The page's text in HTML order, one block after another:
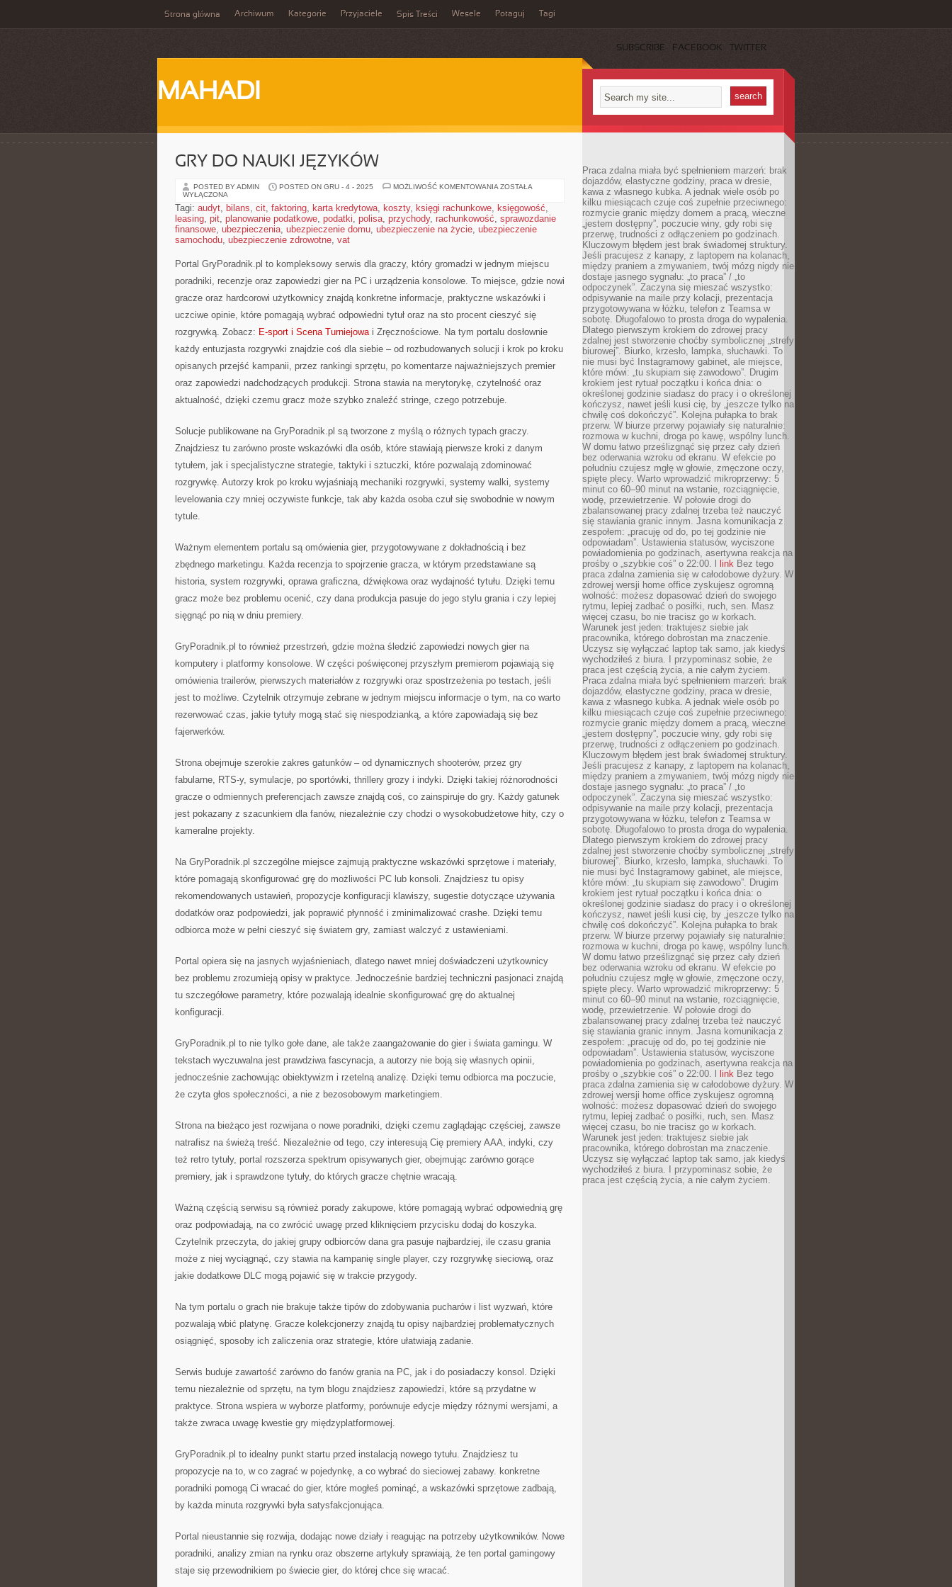
Strona główna Archiwum Kategorie Przyjaciele Spis Treści Wesele Potaguj Tagi
SUBSCRIBE FACEBOOK TWITTER
MAHADI
GRY DO NAUKI JĘZYKÓW
POSTED BY ADMIN POSTED ON GRU - 4 - 2025 MOŻLIWOŚĆ KOMENTOWANIA GRY
JĘZYKÓW
ZOSTAŁA
WYŁĄCZONA
Tagi: audyt, bilans, cit, faktoring, karta kredytowa, koszty, księgi rachunkowe, księgowość,
leasing, pit, planowanie podatkowe, podatki, polisa, przychody, rachunkowość, sprawozdanie
finansowe, ubezpieczenia, ubezpieczenie domu, ubezpieczenie na życie, ubezpieczenie
samochodu, ubezpieczenie zdrowotne, vat
Portal GryPoradnik.pl to kompleksowy serwis dla graczy, który gromadzi w jednym miejscu
poradniki, recenzje oraz zapowiedzi gier na PC i urządzenia konsolowe. To miejsce, gdzie nowi
gracze oraz hardcorowi użytkownicy znajdą konkretne informacje, praktyczne wskazówki i
uczciwe opinie, które pomagają wybrać odpowiedni tytuł oraz na sto procent cieszyć się
rozgrywką. Zobacz: E-sport i Scena Turniejowai Zręcznościowe. Na tym portalu dosłownie
każdy entuzjasta rozgrywki znajdzie coś dla siebie – od rozbudowanych solucji i krok po kroku
opisanych przejść kampanii, przez rankingi sprzętu, po komentarze najważniejszych premier
oraz zapowiedzi nadchodzących produkcji. Strona stawia na merytorykę, czytelność oraz
aktualność, dzięki czemu gracz może szybko znaleźć stringe, czego potrzebuje.
Solucje publikowane na GryPoradnik.pl są tworzone z myślą o różnych typach graczy.
Znajdziesz tu zarówno proste wskazówki dla osób, które stawiają pierwsze kroki z danym
tytułem, jak i specjalistyczne strategie, taktyki i sztuczki, które pozwalają zdominować
rozgrywkę. Autorzy krok po kroku wyjaśniają mechaniki rozgrywki, systemy walki, systemy
levelowania czy mniej oczywiste funkcje, tak aby każda osoba czuł się swobodnie w nowym
tytule.
Ważnym elementem portalu są omówienia gier, przygotowywane z dokładnością i bez
zbędnego marketingu. Każda recenzja to spojrzenie gracza, w którym przedstawiane są
historia, system rozgrywki, oprawa graficzna, dźwiękowa oraz wydajność tytułu. Dzięki temu
gracz może bez problemu ocenić, czy dana produkcja pasuje do jego stylu grania i czy lepiej
sięgnąć po nią w dniu premiery.
GryPoradnik.pl to również przestrzeń, gdzie można śledzić zapowiedzi nowych gier na
komputery i platformy konsolowe. W części poświęconej przyszłym premierom pojawiają się
omówienia trailerów, pierwszych materiałów z rozgrywki oraz spostrzeżenia po testach, jeśli
jest to możliwe. Czytelnik otrzymuje zebrane w jednym miejscu informacje o tym, na co warto
rezerwować czas, jakie tytuły mogą stać się niespodzianką, a które zapowiadają się bez
fajerwerków.
Strona obejmuje szerokie zakres gatunków – od dynamicznych shooterów, przez gry
fabularne, RTS-y, symulacje, po sportówki, thrillery grozy i indyki. Dzięki takiej różnorodności
gracze o odmiennych preferencjach zawsze znajdą coś, co zainspiruje do gry. Każdy gatunek
jest pokazany z szacunkiem dla fanów, niezależnie czy chodzi o wysokobudżetowe hity, czy o
kameralne projekty.
Na GryPoradnik.pl szczególne miejsce zajmują praktyczne wskazówki sprzętowe i materiały,
które pomagają skonfigurować grę do możliwości PC lub konsoli. Znajdziesz tu opisy
rekomendowanych ustawień, propozycje konfiguracji klawiszy, sugestie dotyczące używania
dodatków oraz podpowiedzi, jak poprawić płynność i zminimalizować crashe. Dzięki temu
odbiorca może w pełni cieszyć się światem gry, zamiast walczyć z ustawieniami.
Portal opiera się na jasnych wyjaśnieniach, dlatego nawet mniej doświadczeni użytkownicy
bez problemu zrozumieją opisy w praktyce. Jednocześnie bardziej techniczni pasjonaci znajdą
tu szczegółowe parametry, które pozwalają idealnie skonfigurować grę do aktualnej
konfiguracji.
GryPoradnik.pl to nie tylko gołe dane, ale także zaangażowanie do gier i świata gamingu. W
tekstach wyczuwalna jest prawdziwa fascynacja, a autorzy nie boją się własnych opinii,
jednocześnie zachowując obiektywizm i rzetelną analizę. Dzięki temu odbiorca ma poczucie,
że czyta głos społeczności, a nie z bezosobowym marketingiem.
Strona na bieżąco jest rozwijana o nowe poradniki, dzięki czemu zaglądając częściej, zawsze
natrafisz na świeżą treść. Niezależnie od tego, czy interesują Cię premiery AAA, indyki, czy
też retro tytuły, portal rozszerza spektrum opisywanych gier, obejmując zarówno gorące
premiery, jak i sprawdzone tytuły, do których gracze chętnie wracają.
Ważną częścią serwisu są również porady zakupowe, które pomagają wybrać odpowiednią grę
oraz podpowiadają, na co zwrócić uwagę przed kliknięciem przycisku dodaj do koszyka.
Czytelnik przeczyta, do jakiej grupy odbiorców dana gra pasuje najbardziej, ile czasu grania
może z niej wyciągnąć, czy stawia na kampanię single player, czy rozgrywkę sieciową, oraz
jakie dodatkowe DLC mogą pojawić się w trakcie przygody.
Na tym portalu o grach nie brakuje także tipów do zdobywania pucharów i list wyzwań, które
pozwalają wbić platynę. Gracze kolekcjonerzy znajdą tu opisy najbardziej problematycznych
osiągnięć, sposoby ich zaliczenia oraz strategie, które ułatwiają zadanie.
Serwis buduje zawartość zarówno do fanów grania na PC, jak i do posiadaczy konsol. Dzięki
temu niezależnie od sprzętu, na tym blogu znajdziesz zapowiedzi, które są przydatne w
praktyce. Strona wspiera w wyborze platformy, porównuje edycje między różnymi wersjami, a
także zwraca uwagę kwestie gry międzyplatformowej.
GryPoradnik.pl to idealny punkt startu przed instalacją nowego tytułu. Znajdziesz tu
propozycje na to, w co zagrać w pojedynkę, a co wybrać do sieciowej zabawy. konkretne
poradniki pomogą Ci wracać do gier, które mogłeś pominąć, a wskazówki sprzętowe zadbają,
by każda minuta rozgrywki była satysfakcjonująca.
Portal nieustannie się rozwija, dodając nowe działy i reagując na potrzeby użytkowników. Nowe
poradniki, analizy zmian na rynku oraz obszerne artykuły sprawiają, że ten portal gamingowy
staje się przewodnikiem po świecie gier, do której chce się wracać.
Praca zdalna miała być spełnieniem marzeń: brak
dojazdów, elastyczne godziny, praca w dresie,
kawa z własnego kubka. A jednak wiele osób po
kilku miesiącach czuje coś zupełnie przeciwnego:
rozmycie granic między domem a pracą, wieczne
„jestem dostępny”, poczucie winy, gdy robi się
przerwę, trudności z odłączeniem po godzinach.
Kluczowym błędem jest brak świadomej struktury.
Jeśli pracujesz z kanapy, z laptopem na kolanach,
między praniem a zmywaniem, twój mózg nigdy nie
dostaje jasnego sygnału: „to praca” / „to
odpoczynek”. Zaczyna się mieszać wszystko:
odpisywanie na maile przy kolacji, prezentacja
przygotowywana w łóżku, telefon z Teamsa w
sobotę. Długofalowo to prosta droga do wypalenia.
Dlatego pierwszym krokiem do zdrowej pracy
zdalnej jest stworzenie choćby symbolicznej „strefy
biurowej”. Biurko, krzesło, lampka, słuchawki. To
nie musi być Instagramowy gabinet, ale miejsce,
które mówi: „tu skupiam się zawodowo”. Drugim
krokiem jest rytuał początku i końca dnia: o
określonej godzinie siadasz do pracy i o określonej
kończysz, nawet jeśli kusi cię, by „jeszcze tylko na
chwilę coś dokończyć”. Kolejna pułapka to brak
przerw. W biurze przerwy pojawiały się naturalnie:
rozmowa w kuchni, droga po kawę, wspólny lunch.
W domu łatwo prześlizgnąć się przez cały dzień
bez oderwania wzroku od ekranu. W efekcie po
południu czujesz mgłę w głowie, zmęczone oczy,
spięte plecy. Warto wprowadzić mikroprzerwy: 5
minut co 60–90 minut na wstanie, rozciągnięcie,
wodę, przewietrzenie. W połowie drogi do
zbalansowanej pracy zdalnej trzeba też nauczyć
się stawiania granic innym. Jasna komunikacja z
zespołem: „pracuję od do, po tej godzinie nie
odpowiadam”. Ustawienia statusów, wyciszone
powiadomienia po godzinach, asertywna reakcja na
prośby o „szybkie coś” o 22:00. l
link Bez tego
praca zdalna zamienia się w całodobowe dyżury. W
zdrowej wersji home office zyskujesz ogromną
wolność: możesz dopasować dzień do swojego
rytmu, lepiej zadbać o posiłki, ruch, sen. Masz
więcej czasu, bo nie tracisz go w korkach.
Warunek jest jeden: traktujesz siebie jak
pracownika, którego dobrostan ma znaczenie.
Uczysz się wyłączać laptop tak samo, jak kiedyś
wychodziłeś z biura. I przypominasz sobie, że
praca jest częścią życia, a nie całym życiem.
Praca zdalna miała być spełnieniem marzeń: brak
dojazdów, elastyczne godziny, praca w dresie,
kawa z własnego kubka. A jednak wiele osób po
kilku miesiącach czuje coś zupełnie przeciwnego:
rozmycie granic między domem a pracą, wieczne
„jestem dostępny”, poczucie winy, gdy robi się
przerwę, trudności z odłączeniem po godzinach.
Kluczowym błędem jest brak świadomej struktury.
Jeśli pracujesz z kanapy, z laptopem na kolanach,
między praniem a zmywaniem, twój mózg nigdy nie
dostaje jasnego sygnału: „to praca” / „to
odpoczynek”. Zaczyna się mieszać wszystko:
odpisywanie na maile przy kolacji, prezentacja
przygotowywana w łóżku, telefon z Teamsa w
sobotę. Długofalowo to prosta droga do wypalenia.
Dlatego pierwszym krokiem do zdrowej pracy
zdalnej jest stworzenie choćby symbolicznej „strefy
biurowej”. Biurko, krzesło, lampka, słuchawki. To
nie musi być Instagramowy gabinet, ale miejsce,
które mówi: „tu skupiam się zawodowo”. Drugim
krokiem jest rytuał początku i końca dnia: o
określonej godzinie siadasz do pracy i o określonej
kończysz, nawet jeśli kusi cię, by „jeszcze tylko na
chwilę coś dokończyć”. Kolejna pułapka to brak
przerw. W biurze przerwy pojawiały się naturalnie:
rozmowa w kuchni, droga po kawę, wspólny lunch.
W domu łatwo prześlizgnąć się przez cały dzień
bez oderwania wzroku od ekranu. W efekcie po
południu czujesz mgłę w głowie, zmęczone oczy,
spięte plecy. Warto wprowadzić mikroprzerwy: 5
minut co 60–90 minut na wstanie, rozciągnięcie,
wodę, przewietrzenie. W połowie drogi do
zbalansowanej pracy zdalnej trzeba też nauczyć
się stawiania granic innym. Jasna komunikacja z
zespołem: „pracuję od do, po tej godzinie nie
odpowiadam”. Ustawienia statusów, wyciszone
powiadomienia po godzinach, asertywna reakcja na
prośby o „szybkie coś” o 22:00. l
link Bez tego
praca zdalna zamienia się w całodobowe dyżury. W
zdrowej wersji home office zyskujesz ogromną
wolność: możesz dopasować dzień do swojego
rytmu, lepiej zadbać o posiłki, ruch, sen. Masz
więcej czasu, bo nie tracisz go w korkach.
Warunek jest jeden: traktujesz siebie jak
pracownika, którego dobrostan ma znaczenie.
Uczysz się wyłączać laptop tak samo, jak kiedyś
wychodziłeś z biura. I przypominasz sobie, że
praca jest częścią życia, a nie całym życiem.